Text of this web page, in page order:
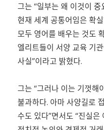
그는 “일부는 왜 이것이
현재 세계 공통어임은 확
모두 영어를 배우는 것도
엘리트들이 서양 교육 기
사실”이라고 밝혔다.
그는 “그러나 이는 기껏해
불과하다. 아마 사양길로
수도 있다”면서도 “진실